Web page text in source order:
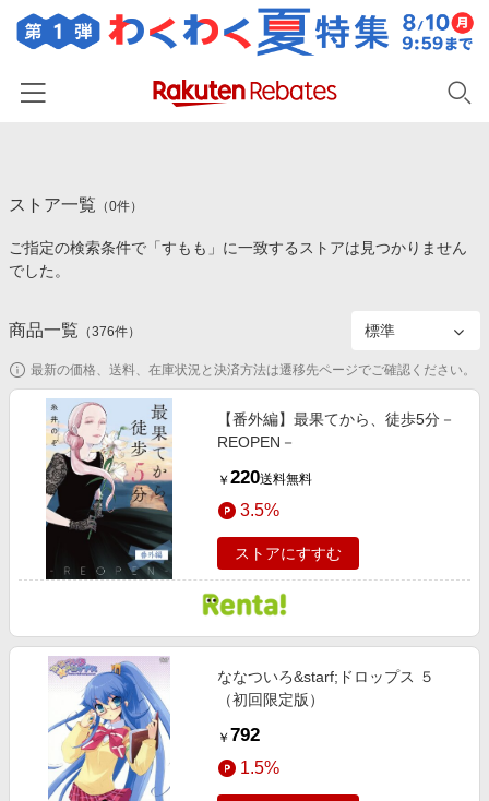
カテゴリー一覧
百貨店・総合ECモール
食品・スイーツ・お酒
コスメ・健康・医薬品
キッズ・ベビー用品
家電・PC・スマホ・カメラ
エンタメ
スポーツ・アウトドア・ゴルフ
インテリア・寝具
旅行・レジャー・ホテル予約
生活・お役立ち
金融・マネー・保険
デジタルコンテンツ
ビジネス・その他サービス
イベント一覧
初回購入者限定特典
対象ストア新規限定特典
新着ストアのご紹介
電子書籍特集
楽天ペイ導入ストア
楽天サービス特集
お中元特集2026
とことん買い物チャレンジ
Apple公式サイト×楽天カード分割払い
Qoo10メガポ
楽天IDでログイン/会員登録
ストア一覧 （0件）
ご指定の検索条件で「すもも」に一致するストアは見つかりません
でした。
商品一覧 （376件）
最新の価格、送料、在庫状況と決済方法は遷移先ページでご確認ください。
【番外編】最果てから、徒歩5分－
REOPEN－
￥ 220送料無料
3.5%
ストアにすすむ
ななついろ&starf;ドロップス ５
（初回限定版）
￥ 792
1.5%